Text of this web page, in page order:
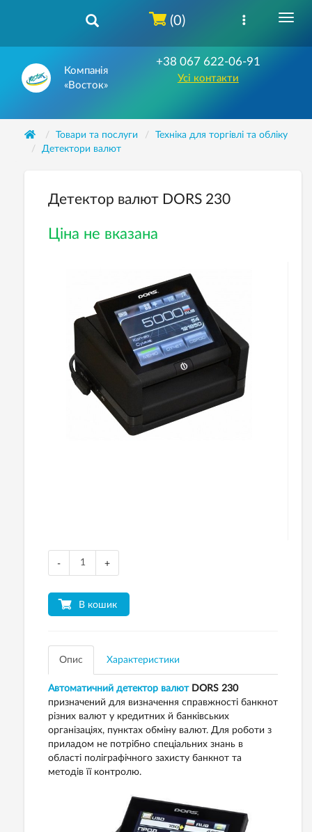
Компанія
«Восток»
+38 067 622-06-91
Усі контакти
(0)
Товари та послуги
Техніка для торгівлі та обліку
Детектори валют
Детектор валют DORS 230
Ціна не вказана
- +
В кошик
Опис Характеристики
Автоматичний детектор валютDORS 230
призначений для визначення справжності банкнот
різних валют у кредитних й банківських
організаціях, пунктах обміну валют. Для роботи з
приладом не потрібно спеціальних знань в
області поліграфічного захисту банкнот та
методів її контролю.